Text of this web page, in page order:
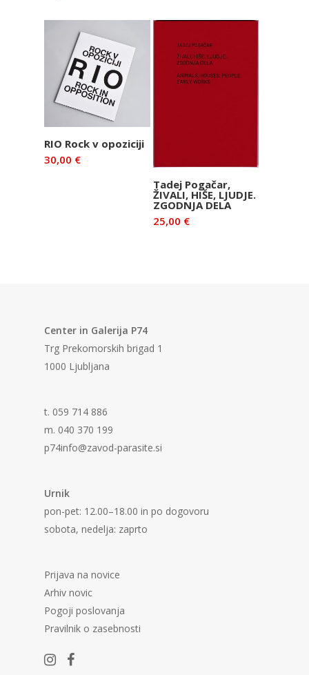
Dodaj v
košarico
RIO Rock v opoziciji
30,00 €
Dodaj v
košarico
Tadej Pogačar,
ŽIVALI, HIŠE, LJUDJE.
ZGODNJA DELA
25,00 €
Center in Galerija P74
Trg Prekomorskih brigad 1
1000 Ljubljana
t. 059 714 886
m. 040 370 199
p74info@zavod-parasite.si
Urnik
pon-pet: 12.00–18.00 in po dogovoru
sobota, nedelja: zaprto
Prijava na novice
Arhiv novic
Pogoji poslovanja
Pravilnik o zasebnosti